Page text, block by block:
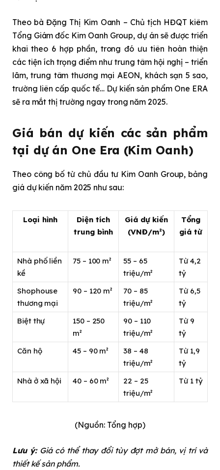
Theo bà Đặng Thị Kim Oanh – Chủ tịch HĐQT kiêm
Tổng Giám đốc Kim Oanh Group, dự án sẽ được triển
khai theo 6 hợp phần, trong đó ưu tiên hoàn thiện
các tiện ích trọng điểm như trung tâm hội nghị – triển
lãm, trung tâm thương mại AEON, khách sạn 5 sao,
trường liên cấp quốc tế… Dự kiến sản phẩm One ERA
sẽ ra mắt thị trường ngay trong năm 2025.
Giá bán dự kiến các sản phẩm
tại dự án One Era (Kim Oanh)
Theo công bố từ chủ đầu tư Kim Oanh Group, bảng
giá dự kiến năm 2025 như sau:
Loại hình
Diện tích
trung bình
Giá dự kiến
(VNĐ/m²)
Tổng
giá từ
Nhà phố liền
kề
75 – 100 m²
55 – 65
triệu/m²
Từ 4,2
tỷ
Shophouse
thương mại
90 – 120 m²
70 – 85
triệu/m²
Từ 6,5
tỷ
Biệt thự
150 – 250
m²
90 – 110
triệu/m²
Từ 9
tỷ
Căn hộ
45 – 90 m²
38 – 48
triệu/m²
Từ 1,9
tỷ
Nhà ở xã hội
40 – 60 m²
22 – 25
triệu/m²
Từ 1 tỷ
(Nguồn: Tổng hợp)
Lưu ý:Giá có thể thay đổi tùy đợt mở bán, vị trí và
thiết kế sản phẩm.